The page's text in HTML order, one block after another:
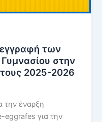
εγγραφή των
στην
2025-2026
την έναρξη
eggrafes για την